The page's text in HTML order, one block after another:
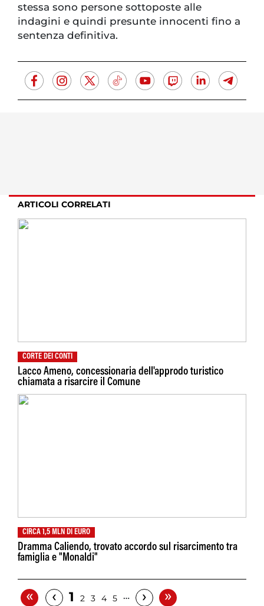
stessa sono persone sottoposte alle
indagini e quindi presunte innocenti fino a
sentenza definitiva.
ARTICOLI CORRELATI
CORTE DEI CONTI
Lacco Ameno, concessionaria dell'approdo turistico
chiamata a risarcire il Comune
CIRCA 1,5 MLN DI EURO
Dramma Caliendo, trovato accordo sul risarcimento tra
famiglia e "Monaldi"
« ‹ 1 2 3 4 5 … › »